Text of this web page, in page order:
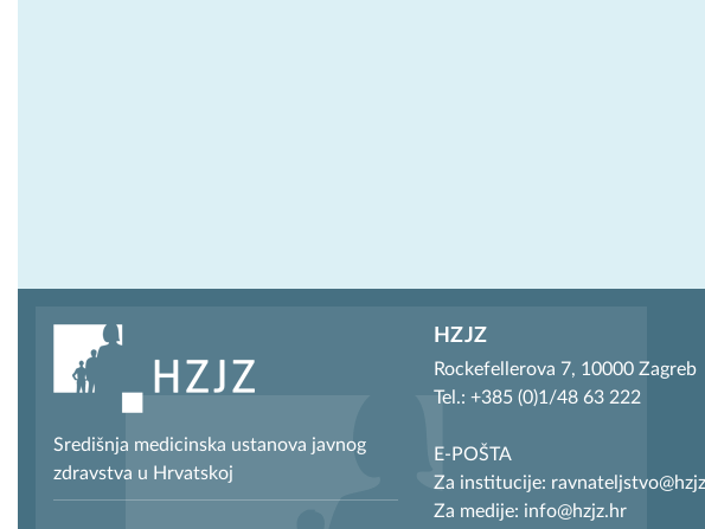
Središnja medicinska ustanova javnog
zdravstva u Hrvatskoj
HZJZ
Rockefellerova 7, 10000 Zagreb
Tel.: +385 (0)1/48 63 222
E-POŠTA
Za institucije:
Za medije: info@hzjz.hr